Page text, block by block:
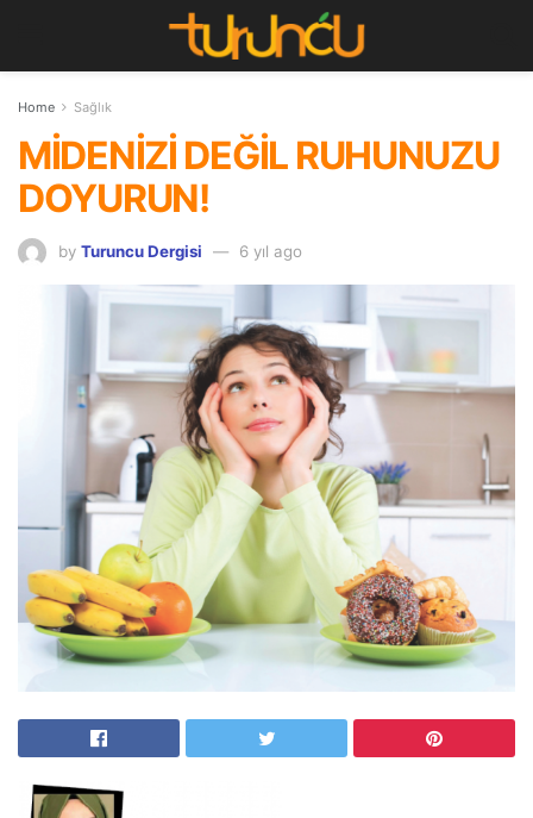
Home Sağlık
MİDENİZİ DEĞİL RUHUNUZU
DOYURUN!
by Turuncu Dergisi 6 yıl ago